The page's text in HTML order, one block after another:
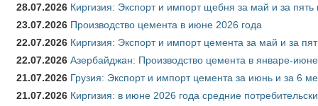
28.07.2026 Киргизия: Экспорт и импорт щебня за май и за
23.07.2026 Производство цемента в июне 2026 года
22.07.2026 Киргизия: Экспорт и импорт цемента за май и за
22.07.2026 Азербайджан: Производство цемента в январе-
21.07.2026 Грузия: Экспорт и импорт цемента за июнь и за 6
21.07.2026 Киргизия: в июне 2026 года средние